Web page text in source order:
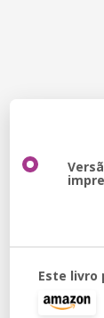
Este livro